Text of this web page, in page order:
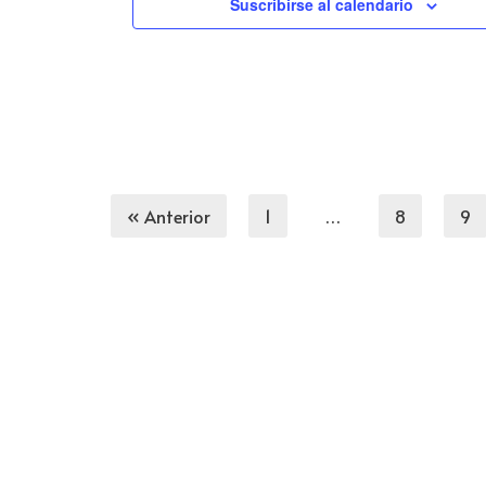
« Anterior 1 … 8 9